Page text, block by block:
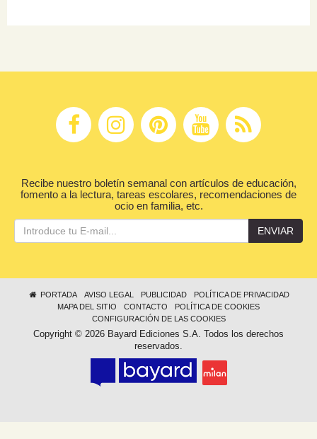
Recibe nuestro boletín semanal con artículos de educación,
fomento a la lectura, tareas escolares, recomendaciones de
ocio en familia, etc.
ENVIAR
PORTADA AVISO LEGAL PUBLICIDAD
POLÍTICA DE PRIVACIDAD
MAPA DEL SITIO
CONTACTO
POLÍTICA DE COOKIES
CONFIGURACIÓN DE LAS COOKIES
Copyright © 2026 Bayard Ediciones S.A. Todos los derechos
reservados.